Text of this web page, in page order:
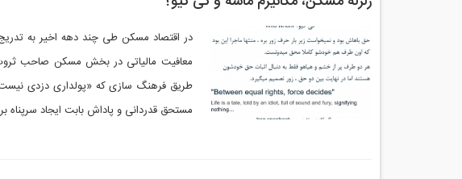
در اقتصاد مسکن طی چند دهه اخیر به
معافیت مالیاتی در بخش مسکن صاحب
طریق فرهنگ سازی که «پولداری دزدی
مستحق قدردانی و پاداش بابت ایجاد سرپناه